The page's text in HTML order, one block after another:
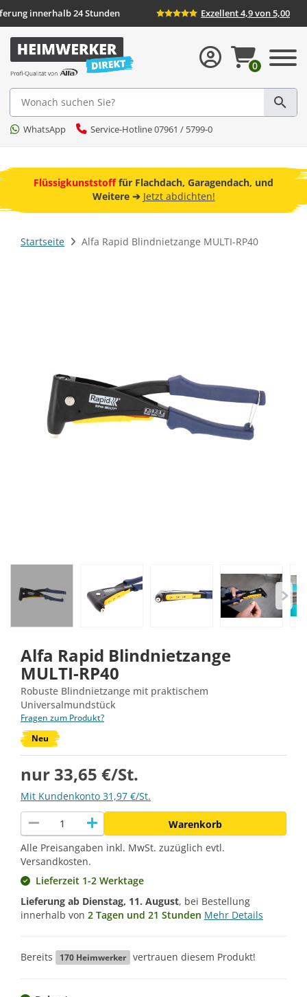
innerhalb 24 Stunden Exzellent 4,9 von 5,00
Suche
WhatsApp Service-Hotline 07961 / 5799-0
0
Flüssigkunststofffür Flachdach, Garagendach, und
Weitere ➔ Jetzt abdichten!
Startseite Alfa Rapid Blindnietzange MULTI-RP40
Alfa Rapid Blindnietzange
MULTI-RP40
Robuste Blindnietzange mit praktischem
Universalmundstück
Fragen zum Produkt?
Neu
nur 33,65 €/St.
Mit Kundenkonto 31,97 €/St.
remove add
Warenkorb
Alle Preisangaben inkl. MwSt. zuzüglich evtl.
Versandkosten.
Lieferzeit 1-2 Werktage
Lieferung ab Dienstag, 11. August, bei Bestellung
innerhalb von 2 Tagen und 21 Stunden Mehr Details
Bereits 170 Heimwerker vertrauen diesem Produkt!